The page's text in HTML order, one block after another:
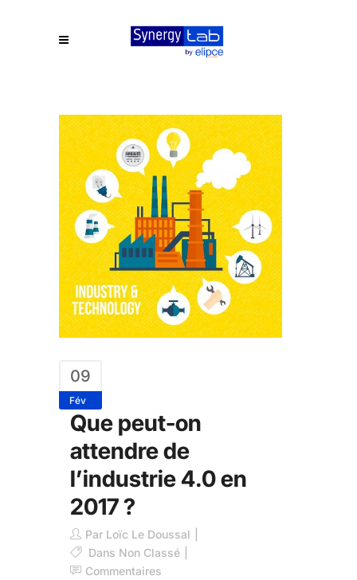
09
Fév
Que peut-on
attendre de
l’industrie 4.0 en
2017 ?
Par Loïc Le Doussal
Dans Non Classé
Commentaires